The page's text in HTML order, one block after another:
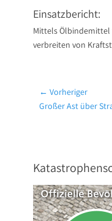
Einsatzbericht:
Mittels Ölbindemittel
verbreiten von
← Vorheriger
Vorheriger
Großer Ast über